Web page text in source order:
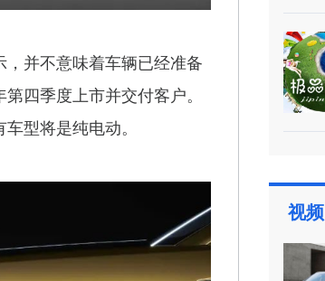
并不意味着车辆已经准备
四季度上市并交付客户。
型将是纯电动。
视频